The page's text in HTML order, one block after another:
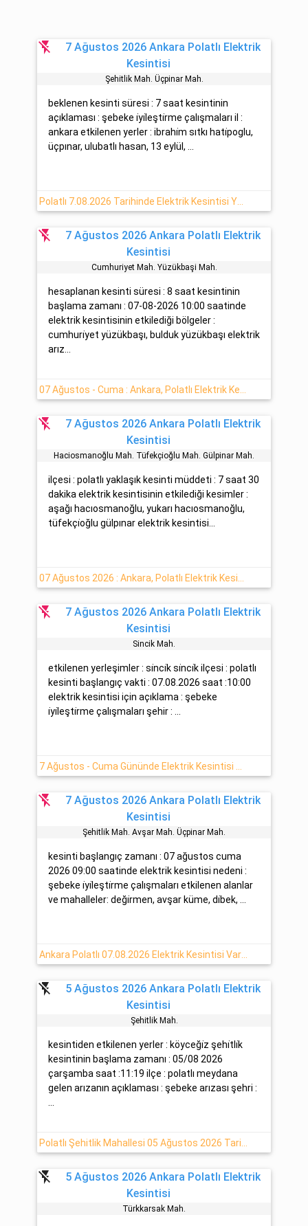
flash_off
7 Ağustos 2026 Ankara Polatlı Elektrik
Kesintisi
Şehi̇tli̇k Mah. Üçpinar Mah.
beklenen kesinti süresi : 7 saat kesintinin
açıklaması : şebeke i̇yi̇leşti̇rme çalışmaları il :
ankara etkilenen yerler : ibrahi̇m sıtkı hati̇poglu,
üçpınar, ulubatlı hasan, 13 eylül, ...
Polatlı 7.08.2026 Tarihinde Elektrik Kesintisi Yapılacaktır
flash_off
7 Ağustos 2026 Ankara Polatlı Elektrik
Kesintisi
Cumhuri̇yet Mah. Yüzükbaşi Mah.
hesaplanan kesinti süresi : 8 saat kesintinin
başlama zamanı : 07-08-2026 10:00 saatinde
elektrik kesintisinin etkilediği bölgeler :
cumhuri̇yet yüzükbaşı, bulduk yüzükbaşı elektrik
arız...
flash_off
7 Ağustos 2026 Ankara Polatlı Elektrik
Kesintisi
Haciosmanoğlu Mah. Tüfekçi̇oğlu Mah. Gülpinar Mah.
ilçesi : polatlı yaklaşık kesinti müddeti : 7 saat 30
dakika elektrik kesintisinin etkilediği kesimler :
aşağı hacıosmanoğlu, yukarı hacıosmanoğlu,
tüfekçi̇oğlu gülpınar elektrik kesintisi...
flash_off
7 Ağustos 2026 Ankara Polatlı Elektrik
Kesintisi
Si̇nci̇k Mah.
etkilenen yerleşimler : si̇nci̇k si̇nci̇k ilçesi : polatlı
kesinti başlangıç vakti : 07.08.2026 saat :10:00
elektrik kesintisi için açıklama : şebeke
i̇yi̇leşti̇rme çalışmaları şehir : ...
flash_off
7 Ağustos 2026 Ankara Polatlı Elektrik
Kesintisi
Şehi̇tli̇k Mah. Avşar Mah. Üçpinar Mah.
kesinti başlangıç zamanı : 07 ağustos cuma
2026 09:00 saatinde elektrik kesintisi nedeni :
şebeke i̇yi̇leşti̇rme çalışmaları etkilenen alanlar
ve mahalleler: deği̇rmen, avşar küme, di̇bek, ...
Ankara Polatlı 07.08.2026 Elektrik Kesintisi Var -Başkent EDAŞ-
flash_off
5 Ağustos 2026 Ankara Polatlı Elektrik
Kesintisi
Şehi̇tli̇k Mah.
kesintiden etkilenen yerler : köyceği̇z şehi̇tli̇k
kesintinin başlama zamanı : 05/08 2026
çarşamba saat :11:19 ilçe : polatlı meydana
gelen arızanın açıklaması : şebeke arızası şehri :
flash_off
5 Ağustos 2026 Ankara Polatlı Elektrik
Kesintisi
Türkkarsak Mah.